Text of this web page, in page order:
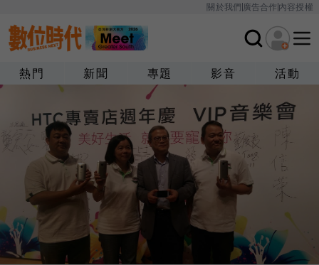
關於我們廣告合作內容授權
熱門 新聞 專題 影音 活動